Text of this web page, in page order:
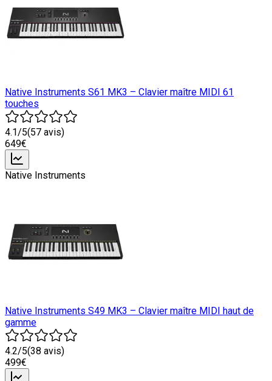
Native Instruments S61 MK3 – Clavier maître MIDI 61
touches
4.1/5(57 avis)
649€
Native Instruments
Native Instruments S49 MK3 – Clavier maître MIDI haut de
gamme
4.2/5(38 avis)
499€